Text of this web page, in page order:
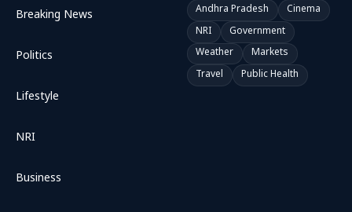
Breaking News
Politics
Lifestyle
NRI
Business
Andhra Pradesh
Cinema
NRI
Government
Weather
Markets
Travel
Public Health